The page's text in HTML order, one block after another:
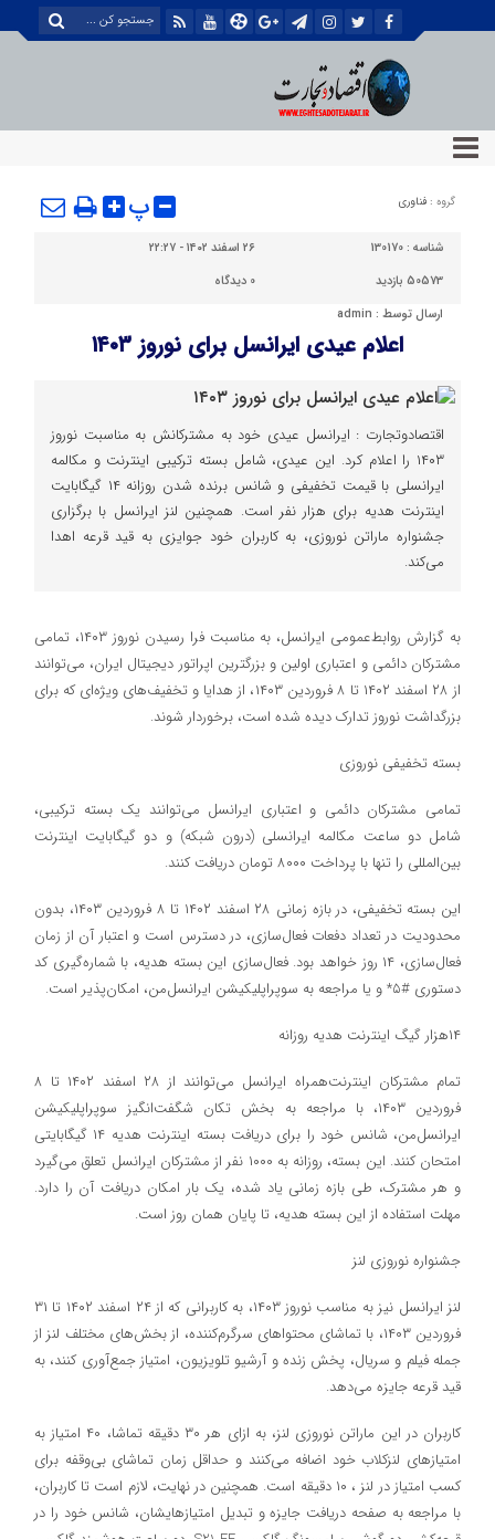
گروه : فناوری پ
شناسه : 130170
۲۶ اسفند ۱۴۰۲ - ۲۲:۲۷
50573 بازدید
0 دیدگاه
ارسال توسط : admin
اعلام عیدی ایرانسل برای نوروز ۱۴۰۳
اقتصادوتجارت : ایرانسل عیدی خود به مشترکانش به مناسبت نوروز
۱۴۰۳ را اعلام کرد. این عیدی، شامل بسته ترکیبی اینترنت و مکالمه
ایرانسلی با قیمت تخفیفی و شانس برنده شدن روزانه ۱۴ گیگابایت
اینترنت هدیه برای هزار نفر است. همچنین لنز ایرانسل با برگزاری
جشنواره ماراتن نوروزی، به کاربران خود جوایزی به قید قرعه اهدا
می‌کند.
به گزارش روابط‌عمومی ایرانسل، به مناسبت فرا رسیدن نوروز ۱۴۰۳، تمامی
مشترکان دائمی و اعتباری اولین و بزرگترین اپراتور دیجیتال ایران، می‌توانند
از ۲۸ اسفند ۱۴۰۲ تا ۸ فروردین ۱۴۰۳، از هدایا و تخفیف‌های ویژه‌ای که برای
بزرگداشت نوروز تدارک دیده شده است، برخوردار شوند.
بسته تخفیفی نوروزی
تمامی مشترکان دائمی و اعتباری ایرانسل می‌توانند یک بسته ترکیبی،
شامل دو ساعت مکالمه ایرانسلی (درون شبکه) و دو گیگابایت اینترنت
بین‌المللی را تنها با پرداخت ۸۰۰۰ تومان دریافت کنند.
این بسته تخفیفی، در بازه زمانی ۲۸ اسفند ۱۴۰۲ تا ۸ فروردین ۱۴۰۳، بدون
محدودیت در تعداد دفعات فعال‌سازی، در دسترس است و اعتبار آن از زمان
فعال‌سازی، ۱۴ روز خواهد بود. فعال‌سازی این بسته هدیه، با شماره‌گیری کد
دستوری #۵* و یا مراجعه به سوپراپلیکیشن ایرانسل‌من، امکان‌پذیر است.
۱۴هزار گیگ اینترنت هدیه روزانه
تمام مشترکان اینترنت‌همراه ایرانسل می‌توانند از ۲۸ اسفند ۱۴۰۲ تا ۸
فروردین ۱۴۰۳، با مراجعه به بخش تکان شگفت‌انگیز سوپراپلیکیشن
ایرانسل‌من، شانس خود را برای دریافت بسته اینترنت هدیه ۱۴ گیگابایتی
امتحان کنند. این بسته، روزانه به ۱۰۰۰ نفر از مشترکان ایرانسل تعلق می‌گیرد
و هر مشترک، طی بازه زمانی یاد شده، یک بار امکان دریافت آن را دارد.
مهلت استفاده از این بسته هدیه، تا پایان همان روز است.
جشنواره نوروزی لنز
لنز ایرانسل نیز به مناسب نوروز ۱۴۰۳، به کاربرانی که از ۲۴ اسفند ۱۴۰۲ تا ۳۱
فروردین ۱۴۰۳، با تماشای محتواهای سرگرم‌کننده، از بخش‌های مختلف لنز از
جمله فیلم و سریال، پخش زنده و آرشیو تلویزیون، امتیاز جمع‌آوری کنند، به
قید قرعه جایزه می‌دهد.
کاربران در این ماراتن نوروزی لنز، به ازای هر ۳۰ دقیقه تماشا، ۴۰ امتیاز به
امتیازهای لنزکلاب خود اضافه می‌کنند و حداقل زمان تماشای بی‌وقفه برای
کسب امتیاز در لنز ، ۱۰ دقیقه است. همچنین در نهایت، لازم است تا کاربران،
با مراجعه به صفحه دریافت جایزه و تبدیل امتیازهایشان، شانس خود را در